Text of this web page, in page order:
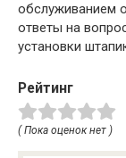
обслуживанием
ответы на
установки
Рейтинг
( Пока оценок нет )